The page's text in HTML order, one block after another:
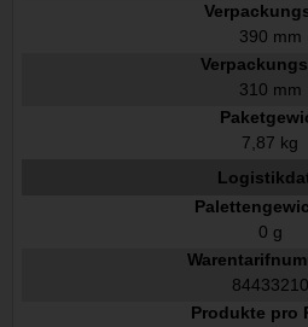
390 mm
310 mm
7,87 kg
0 g
84433210
Produkte pro